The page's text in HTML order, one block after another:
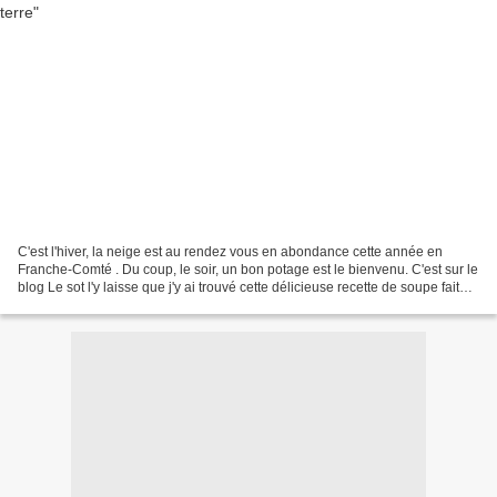
C'est l'hiver, la neige est au rendez vous en abondance cette année en
Franche-Comté . Du coup, le soir, un bon potage est le bienvenu. C'est sur le
blog Le sot l'y laisse que j'y ai trouvé cette délicieuse recette de soupe faite